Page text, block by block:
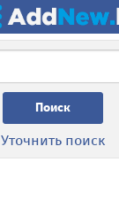
Поиск
Уточнить поиск